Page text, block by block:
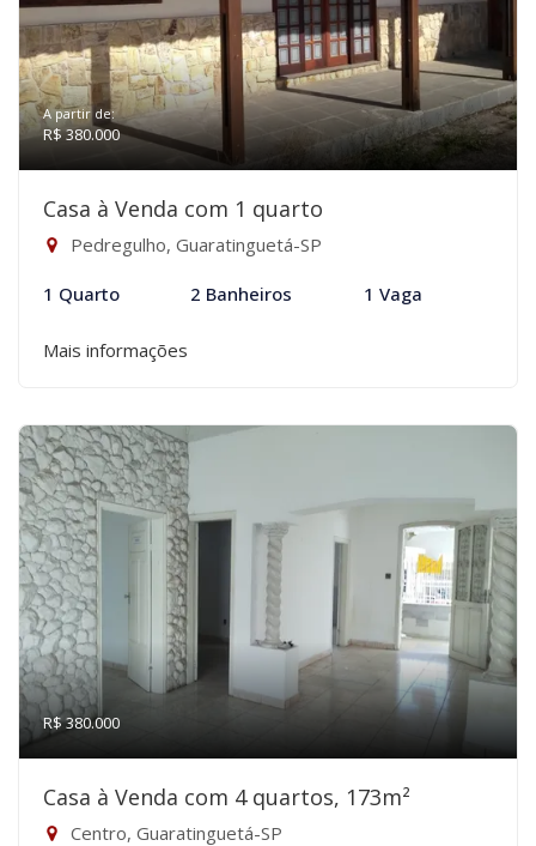
A partir de:
R$ 380.000
Casa à Venda com 1 quarto
Pedregulho, Guaratinguetá-SP
1 Quarto 2 Banheiros 1 Vaga
Mais informações
R$ 380.000
Casa à Venda com 4 quartos, 173m²
Centro, Guaratinguetá-SP